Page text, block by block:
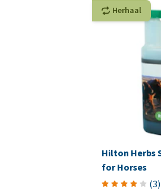
Herhaal
Hilton Herbs
for Horses
(3)